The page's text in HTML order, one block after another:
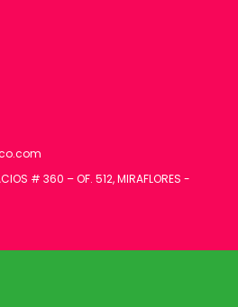
# 360 – OF. 512, MIRAFLORES -